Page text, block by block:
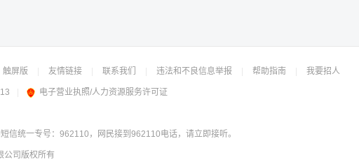
触屏版 友情链接 联系我们 违法和不良信息举报 帮助指南 我要招人
电子营业执照/人力资源服务许可证
信统一专号：962110，网民接到962110电话，请立即接听。
公司 版权所有